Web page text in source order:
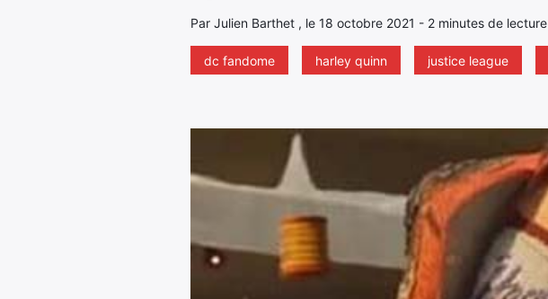
Par Julien Barthet , le 18 octobre 2021 - 2 minutes de lecture
dc fandome harley quinn justice league